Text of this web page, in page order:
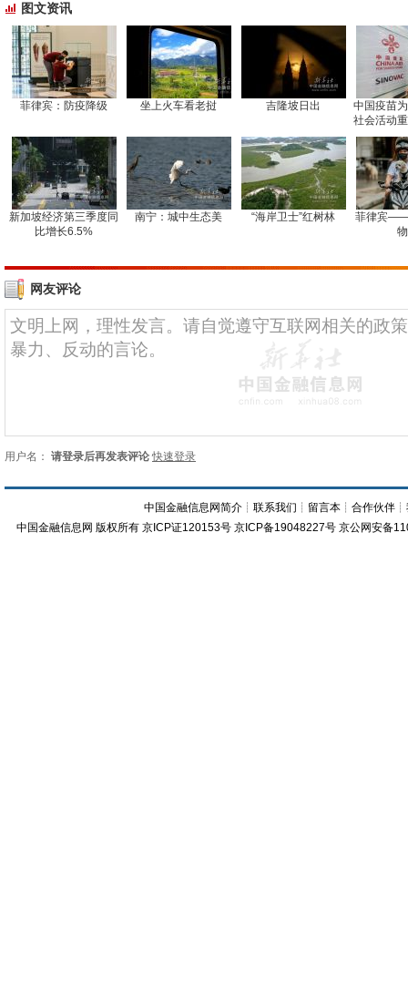
图文资讯
菲律宾：防疫降级 坐上火车看老挝 吉隆坡日出
中国疫苗
社会活动
新加坡经济第三季度同
比增长6.5%
南宁：城中生态美 “海岸卫士”红树林
菲律宾
网友评论
用户名： 请登录后再发表评论 快速登录
中国金融信息网简介 ┊联系我们 ┊ 留言本 ┊合作伙伴 ┊
中国金融信息网 版权所有 京ICP证120153号 京ICP备19048227号 京公网安备